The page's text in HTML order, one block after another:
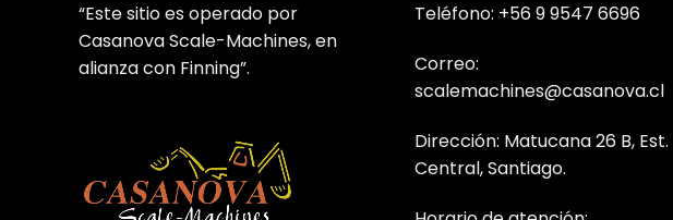
“Este sitio es operado por
Casanova Scale-Machines, en
alianza con Finning”.
Teléfono: +56 9 9547 6696
Correo:
scalemachines@casanova.cl
Dirección: Matucana 26 B, Est.
Central, Santiago.